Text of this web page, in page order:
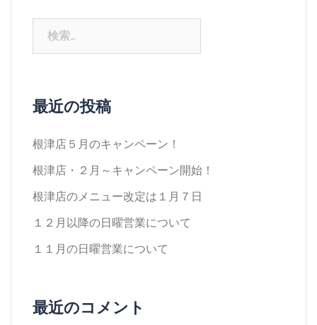
最近の投稿
根津店５月のキャンペーン！
根津店・２月～キャンペーン開始！
根津店のメニュー改定は１月７日
１２月以降の日曜営業について
１１月の日曜営業について
最近のコメント